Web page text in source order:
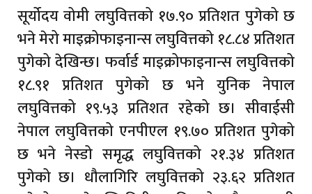
सूर्योदय वोमी लघुवित्तको १७.९० प्रतिशत पुगेको छ
भने मेरो माइक्रोफाइनान्स लघुवित्तको १८.८४ प्रतिशत
पुगेको देखिन्छ। फर्वार्ड माइक्रोफाइनान्स लघुवित्तको
१८.९१ प्रतिशत पुगेको छ भने युनिक नेपाल
लघुवित्तको १९.५३ प्रतिशत रहेको छ। सीवाईसी
नेपाल लघुवित्तको एनपीएल १९.७० प्रतिशत पुगेको
छ भने नेस्डो समृद्ध लघुवित्तको २१.३४ प्रतिशत
पुगेको छ। धौलागिरि लघुवित्तको २३.६२ प्रतिशत